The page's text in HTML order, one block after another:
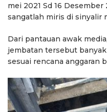
mei 2021 Sd 16
sangatlah miris di sinyalir
Dari pantauan awak
jembatan tersebut
sesuai rencana anggaran